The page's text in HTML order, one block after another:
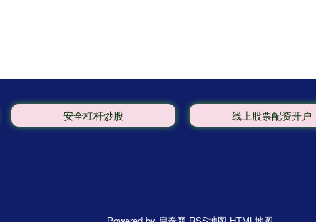
安全杠杆炒股 线上股票配资开户